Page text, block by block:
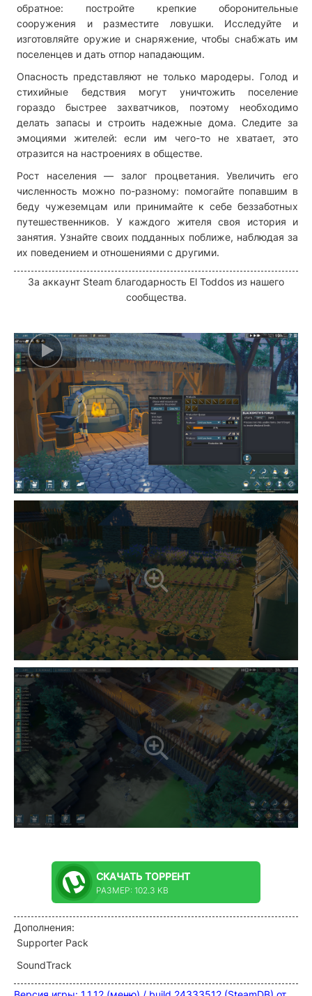
обратное: постройте крепкие оборонительные
сооружения и разместите ловушки. Исследуйте и
изготовляйте оружие и снаряжение, чтобы снабжать им
поселенцев и дать отпор нападающим.
Опасность представляют не только мародеры. Голод и
стихийные бедствия могут уничтожить поселение
гораздо быстрее захватчиков, поэтому необходимо
делать запасы и строить надежные дома. Следите за
эмоциями жителей: если им чего-то не хватает, это
отразится на настроениях в обществе.
Рост населения — залог процветания. Увеличить его
численность можно по-разному: помогайте попавшим в
беду чужеземцам или принимайте к себе беззаботных
путешественников. У каждого жителя своя история и
занятия. Узнайте своих подданных поближе, наблюдая за
их поведением и отношениями с другими.
За аккаунт Steam благодарность El Toddos из нашего
сообщества.
СКАЧАТЬ ТОРРЕНТ
РАЗМЕР: 102.3 KB
Дополнения:
Supporter Pack
SoundTrack